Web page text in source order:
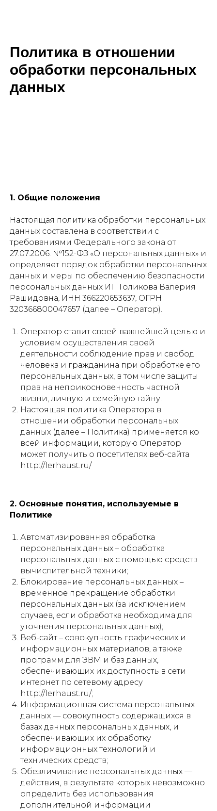
Политика в отношении
обработки персональных
данных
1. Общие положения
Настоящая политика обработки персональных
данных составлена в соответствии с
требованиями Федерального закона от
27.07.2006. №152-ФЗ «О персональных данных» и
определяет порядок обработки персональных
данных и меры по обеспечению безопасности
персональных данных ИП Голикова Валерия
Рашидовна, ИНН 366220653637, ОГРН
320366800047657 (далее – Оператор).
Оператор ставит своей важнейшей целью и
условием осуществления своей
деятельности соблюдение прав и свобод
человека и гражданина при обработке его
персональных данных, в том числе защиты
прав на неприкосновенность частной
жизни, личную и семейную тайну.
Настоящая политика Оператора в
отношении обработки персональных
данных (далее – Политика) применяется ко
всей информации, которую Оператор
может получить о посетителях веб-сайта
http://lerhaust.ru/
2. Основные понятия, используемые в
Политике
Автоматизированная обработка
персональных данных – обработка
персональных данных с помощью средств
вычислительной техники;
Блокирование персональных данных –
временное прекращение обработки
персональных данных (за исключением
случаев, если обработка необходима для
уточнения персональных данных);
Веб-сайт – совокупность графических и
информационных материалов, а также
программ для ЭВМ и баз данных,
обеспечивающих их доступность в сети
интернет по сетевому адресу
http://lerhaust.ru/;
Информационная система персональных
данных — совокупность содержащихся в
базах данных персональных данных, и
обеспечивающих их обработку
информационных технологий и
технических средств;
Обезличивание персональных данных —
действия, в результате которых невозможно
определить без использования
дополнительной информации